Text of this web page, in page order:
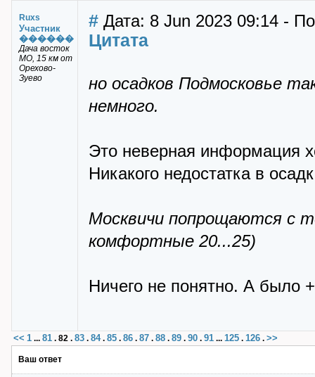
Ruxs
Участник
������
Дача восток
МО, 15 км от
Орехово-
Зуево
# Дата: 8 Jun 2023 09:14 -
Цитата
но осадков Подмосковье
немного.
Это неверная информация
Никакого недостатка в
Москвичи попрощаются с
комфортные 20...25)
Ничего не понятно. А было
<< 1 ... 81 . 82 . 83 . 84. 85 . 86 . 87 . 88 . 89 . 90 . 91 ... 125 . 126 . >>
Ваш ответ